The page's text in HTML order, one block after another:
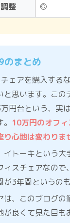
整 ◎
のまとめ
ェアを購入する
と思います。この
円台という、実
10万円のオフ
心地は変わりま
イトーキという大
ィスチェアなので
3年間というの
は、このブログの
良くて見た目も